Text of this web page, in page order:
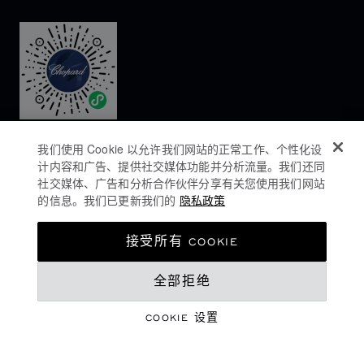
COOKIES政策
我们使用 Cookie 以允许我们网站的正常工作、个性化设
计内容和广告、提供社交媒体功能并分析流量。我们还同
社交媒体、广告和分析合作伙伴分享有关您使用我们网站
的信息。我们已更新我们的 隐私政策
COOKIE 设置
全部拒绝
接受所有 COOKIE